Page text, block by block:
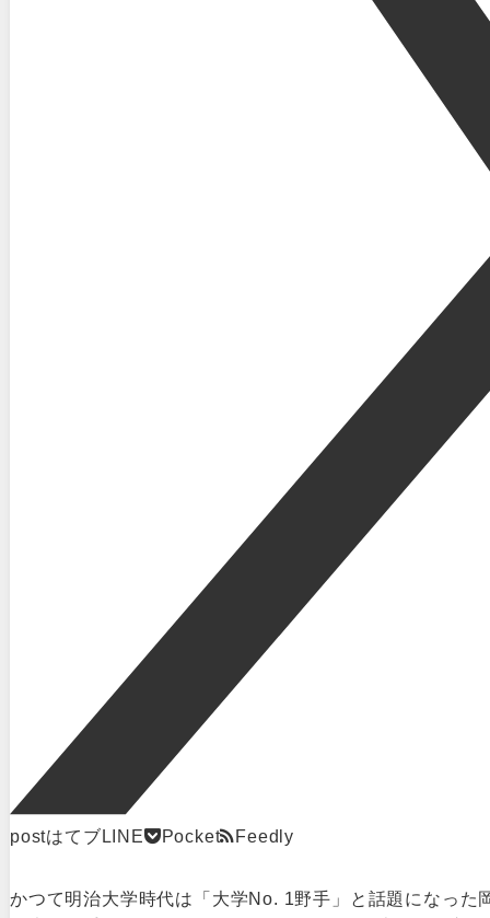
postはてブ LINE Pocket Feedly
かつて明治大学時代は「大学No. 1野手」と話題になった